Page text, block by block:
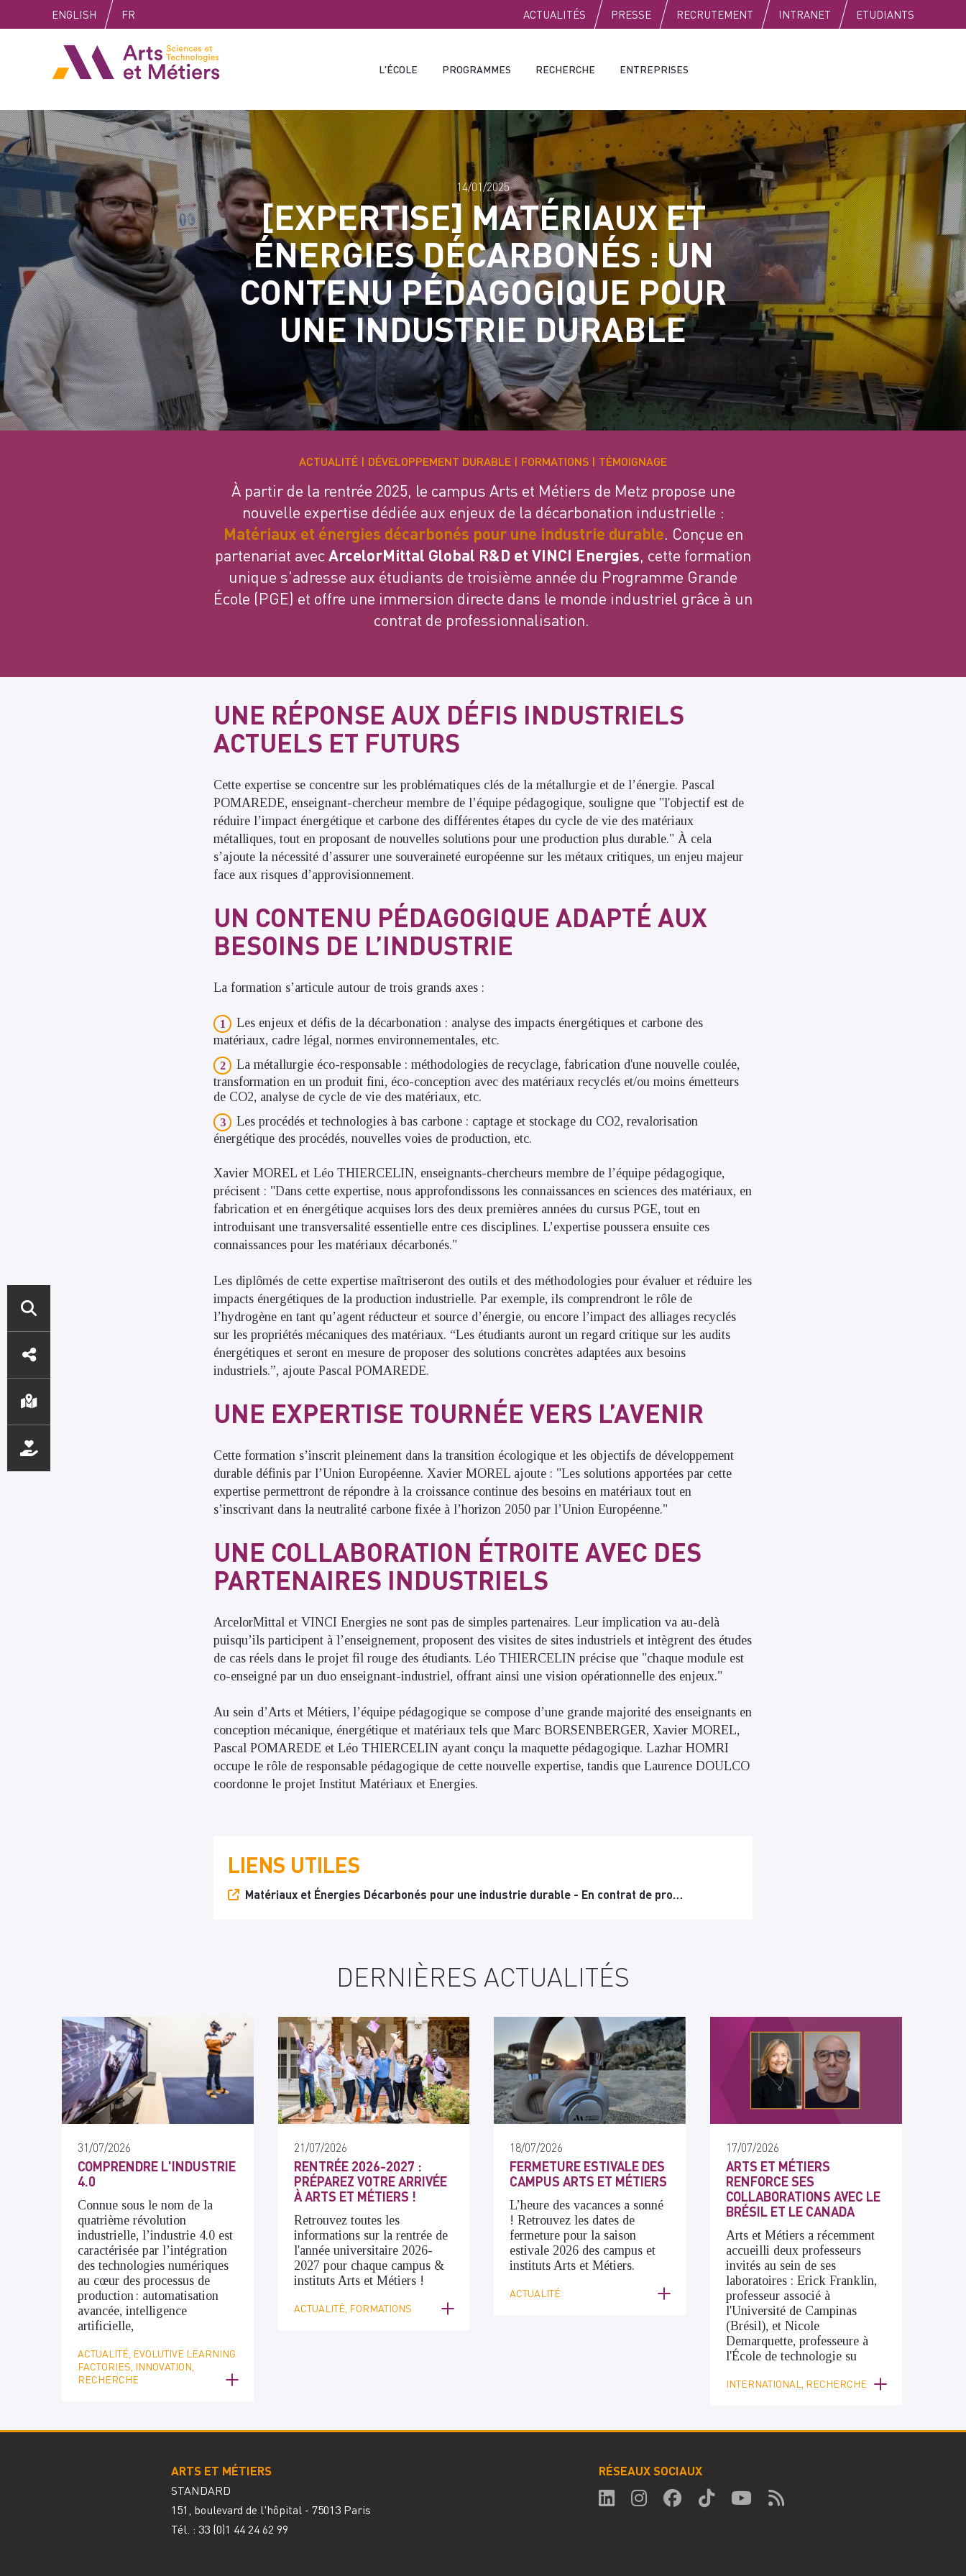
to
to
to
ENGLISH FR PUBLIC
ACTUALITÉS PRESSE RECRUTEMENT INTRANET ETUDIANTS
Arts et métiers
L'ÉCOLE PROGRAMMES RECHERCHE ENTREPRISES
ACCÈS
DIRECTS
[EXPERTISE] MATÉRIAUX ET
ÉNERGIES DÉCARBONÉS : UN
CONTENU PÉDAGOGIQUE POUR
UNE INDUSTRIE DURABLE
14/01/2025
ACTUALITÉ DÉVELOPPEMENT DURABLE FORMATIONS TÉMOIGNAGE
À partir de la rentrée 2025, le campus Arts et Métiers de Metz propose une
nouvelle expertise dédiée aux enjeux de la décarbonation industrielle :
Matériaux et énergies décarbonés pour une industrie durable. Conçue en
partenariat avecArcelorMittal Global R&D et VINCI Energies, cette formation
unique s'adresse aux étudiants de troisième année du Programme Grande
École (PGE) et offre une immersion directe dans le monde industriel grâce à un
contrat de professionnalisation.
UNE RÉPONSE AUX DÉFIS INDUSTRIELS
ACTUELS ET FUTURS
Cette expertise se concentre sur les problématiques clés de la métallurgie et de l’énergie. Pascal
POMAREDE, enseignant-chercheur membre de l’équipe pédagogique, souligne que "l'objectif est de
réduire l’impact énergétique et carbone des différentes étapes du cycle de vie des matériaux
métalliques, tout en proposant de nouvelles solutions pour une production plus durable." À cela
s’ajoute la nécessité d’assurer une souveraineté européenne sur les métaux critiques, un enjeu majeur
face aux risques d’approvisionnement.
UN CONTENU PÉDAGOGIQUE ADAPTÉ AUX
BESOINS DE L’INDUSTRIE
La formation s’articule autour de trois grands axes :
Les enjeux et défis de la décarbonation : analyse des impacts énergétiques et carbone des
matériaux, cadre légal, normes environnementales, etc.
La métallurgie éco-responsable : méthodologies de recyclage, fabrication d'une nouvelle coulée,
transformation en un produit fini, éco-conception avec des matériaux recyclés et/ou moins émetteurs
de CO2, analyse de cycle de vie des matériaux, etc.
Les procédés et technologies à bas carbone : captage et stockage du CO2, revalorisation
énergétique des procédés, nouvelles voies de production, etc.
Xavier MOREL et Léo THIERCELIN, enseignants-chercheurs membre de l’équipe pédagogique,
précisent : "Dans cette expertise, nous approfondissons les connaissances en sciences des matériaux, en
fabrication et en énergétique acquises lors des deux premières années du cursus PGE, tout en
introduisant une transversalité essentielle entre ces disciplines. L’expertise poussera ensuite ces
connaissances pour les matériaux décarbonés."
Les diplômés de cette expertise maîtriseront des outils et des méthodologies pour évaluer et réduire les
impacts énergétiques de la production industrielle. Par exemple, ils comprendront le rôle de
l’hydrogène en tant qu’agent réducteur et source d’énergie, ou encore l’impact des alliages recyclés
sur les propriétés mécaniques des matériaux. “Les étudiants auront un regard critique sur les audits
énergétiques et seront en mesure de proposer des solutions concrètes adaptées aux besoins
industriels.”, ajoute Pascal POMAREDE.
UNE EXPERTISE TOURNÉE VERS L’AVENIR
Cette formation s’inscrit pleinement dans la transition écologique et les objectifs de développement
durable définis par l’Union Européenne. Xavier MOREL ajoute : "Les solutions apportées par cette
expertise permettront de répondre à la croissance continue des besoins en matériaux tout en
s’inscrivant dans la neutralité carbone fixée à l’horizon 2050 par l’Union Européenne."
UNE COLLABORATION ÉTROITE AVEC DES
PARTENAIRES INDUSTRIELS
ArcelorMittal et VINCI Energies ne sont pas de simples partenaires. Leur implication va au-delà
puisqu’ils participent à l’enseignement, proposent des visites de sites industriels et intègrent des études
de cas réels dans le projet fil rouge des étudiants. Léo THIERCELIN précise que "chaque module est
co-enseigné par un duo enseignant-industriel, offrant ainsi une vision opérationnelle des enjeux."
Au sein d’Arts et Métiers, l’équipe pédagogique se compose d’une grande majorité des enseignants en
conception mécanique, énergétique et matériaux tels que Marc BORSENBERGER, Xavier MOREL,
Pascal POMAREDE et Léo THIERCELIN ayant conçu la maquette pédagogique. Lazhar HOMRI
occupe le rôle de responsable pédagogique de cette nouvelle expertise, tandis que Laurence DOULCO
coordonne le projet Institut Matériaux et Energies.
LIENS UTILES
Matériaux et Énergies Décarbonés pour une industrie durable - En contrat de pro…
DERNIÈRES ACTUALITÉS
31/07/2026
COMPRENDRE L'INDUSTRIE
4.0
Connue sous le nom de la
quatrième révolution
industrielle, l’industrie 4.0 est
caractérisée par l’intégration
des technologies numériques
au cœur des processus de
production : automatisation
avancée, intelligence
artificielle,
ACTUALITÉ, EVOLUTIVE LEARNING
FACTORIES, INNOVATION,
RECHERCHE
21/07/2026
RENTRÉE 2026-2027 :
PRÉPAREZ VOTRE ARRIVÉE
À ARTS ET MÉTIERS !
Retrouvez toutes les
informations sur la rentrée de
l'année universitaire 2026-
2027 pour chaque campus &
instituts Arts et Métiers !
ACTUALITÉ, FORMATIONS
18/07/2026
FERMETURE ESTIVALE DES
CAMPUS ARTS ET MÉTIERS
L’heure des vacances a sonné
! Retrouvez les dates de
fermeture pour la saison
estivale 2026 des campus et
instituts Arts et Métiers.
ACTUALITÉ
17/07/2026
ARTS ET MÉTIERS
RENFORCE SES
COLLABORATIONS AVEC LE
BRÉSIL ET LE CANADA
Arts et Métiers a récemment
accueilli deux professeurs
invités au sein de ses
laboratoires : Erick Franklin,
professeur associé à
l'Université de Campinas
(Brésil), et Nicole
Demarquette, professeure à
l'École de technologie su
INTERNATIONAL, RECHERCHE
ARTS ET MÉTIERS
STANDARD
151, boulevard de l'hôpital - 75013 Paris
Tél. : 33 (0)1 44 24 62 99
RÉSEAUX SOCIAUX